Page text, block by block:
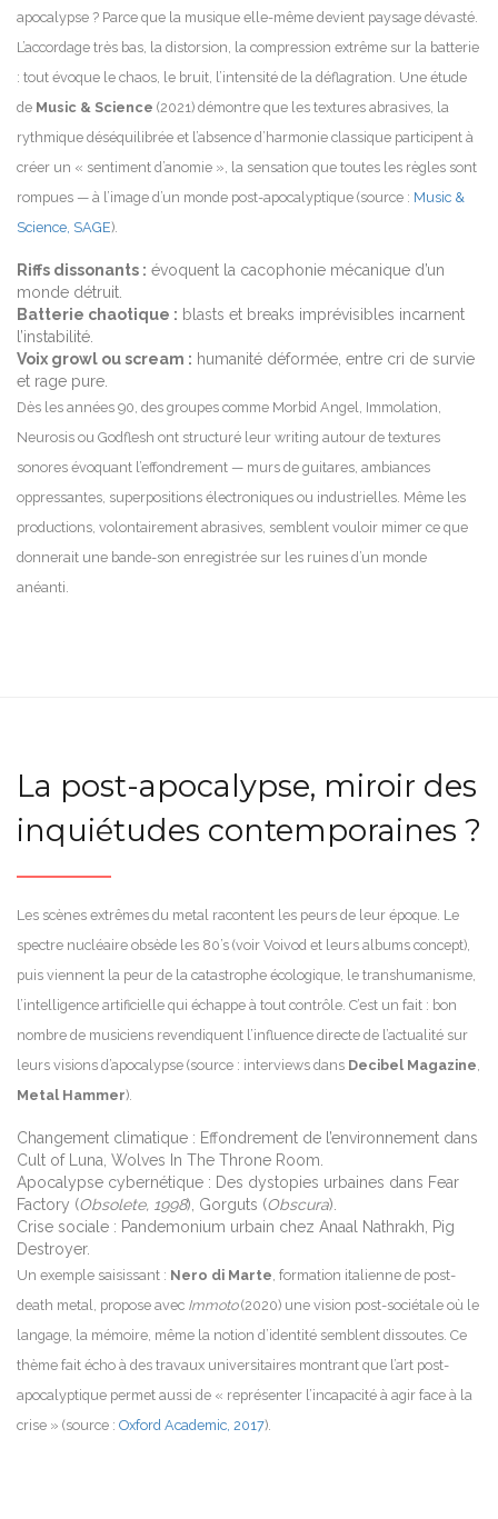
apocalypse ? Parce que la musique elle-même devient paysage dévasté.
L’accordage très bas, la distorsion, la compression extrême sur la batterie
: tout évoque le chaos, le bruit, l’intensité de la déflagration. Une étude
de Music & Science (2021) démontre que les textures abrasives, la
rythmique déséquilibrée et l’absence d’harmonie classique participent à
créer un « sentiment d’anomie », la sensation que toutes les règles sont
rompues — à l’image d’un monde post-apocalyptique (source : Music &
Science, SAGE).
Riffs dissonants : évoquent la cacophonie mécanique d’un
monde détruit.
Batterie chaotique : blasts et breaks imprévisibles incarnent
l’instabilité.
Voix growl ou scream : humanité déformée, entre cri de survie
et rage pure.
Dès les années 90, des groupes comme Morbid Angel, Immolation,
Neurosis ou Godflesh ont structuré leur writing autour de textures
sonores évoquant l’effondrement — murs de guitares, ambiances
oppressantes, superpositions électroniques ou industrielles. Même les
productions, volontairement abrasives, semblent vouloir mimer ce que
donnerait une bande-son enregistrée sur les ruines d’un monde
anéanti.
La post-apocalypse, miroir des
inquiétudes contemporaines ?
Les scènes extrêmes du metal racontent les peurs de leur époque. Le
spectre nucléaire obsède les 80’s (voir Voivod et leurs albums concept),
puis viennent la peur de la catastrophe écologique, le transhumanisme,
l’intelligence artificielle qui échappe à tout contrôle. C’est un fait : bon
nombre de musiciens revendiquent l’influence directe de l’actualité sur
leurs visions d’apocalypse (source : interviews dans Decibel Magazine
Metal Hammer).
Changement climatique : Effondrement de l’environnement dans
Cult of Luna, Wolves In The Throne Room.
Apocalypse cybernétique : Des dystopies urbaines dans Fear
Factory (Obsolete, 1998), Gorguts (Obscura).
Crise sociale : Pandemonium urbain chez Anaal Nathrakh, Pig
Destroyer.
Un exemple saisissant : Nero di Marte , formation italienne de post-
death metal, propose avec Immoto(2020) une vision post-sociétale où le
langage, la mémoire, même la notion d’identité semblent dissoutes. Ce
thème fait écho à des travaux universitaires montrant que l’art post-
apocalyptique permet aussi de « représenter l’incapacité à agir face à la
crise » (source : Oxford Academic, 2017).